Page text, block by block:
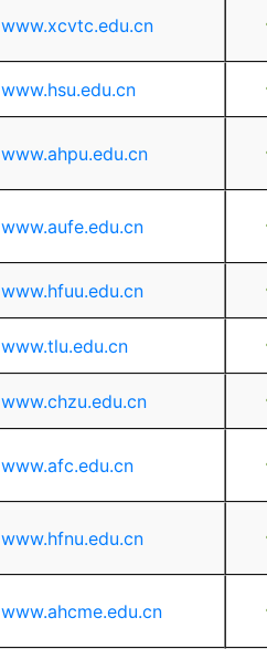
www.xcvtc.edu.cn
www.hsu.edu.cn
www.ahpu.edu.cn
www.aufe.edu.cn
www.hfuu.edu.cn
www.tlu.edu.cn
www.chzu.edu.cn
www.afc.edu.cn
www.hfnu.edu.cn
www.ahcme.edu.cn